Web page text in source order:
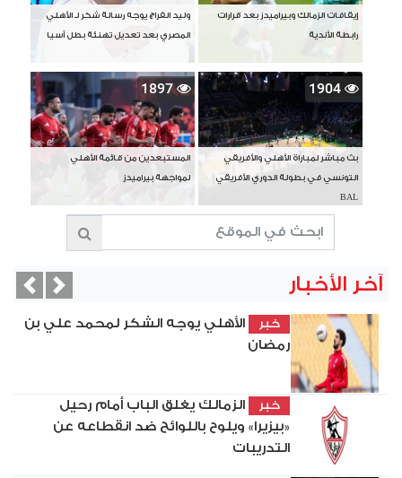
إيقافات الزمالك وبيراميدز بعد قرارات
رابطة الأندية
وليد الفراج يوجه رسالة شكر لـ الأهلي
المصري بعد تعديل تهنئة بطل آسيا
1904
بث مباشر لمباراة الأهلي والأفريقي
التونسي في بطولة الدوري الأفريقي
BAL
1897
المستبعدين من قائمة الأهلي
لمواجهة بيراميدز
آخر الأخبار
خبر
الأهلي يوجه الشكر لمحمد علي بن
رمضان
خبر
الزمالك يغلق الباب أمام رحيل
«بيزيرا» ويلوح باللوائح ضد انقطاعه عن
التدريبات
Next